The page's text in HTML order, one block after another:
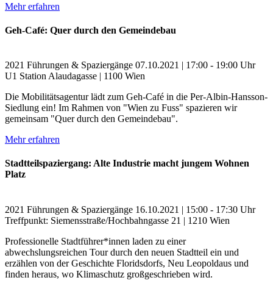
Mehr erfahren
Geh-Café: Quer durch den Gemeindebau
2021 Führungen & Spaziergänge 07.10.2021 | 17:00 - 19:00 Uhr
U1 Station Alaudagasse | 1100 Wien
Die Mobilitätsagentur lädt zum Geh-Café in die Per-Albin-Hansson-
Siedlung ein! Im Rahmen von "Wien zu Fuss" spazieren wir
gemeinsam "Quer durch den Gemeindebau".
Mehr erfahren
Stadtteilspaziergang: Alte Industrie macht jungem Wohnen
Platz
2021 Führungen & Spaziergänge 16.10.2021 | 15:00 - 17:30 Uhr
Treffpunkt: Siemensstraße/Hochbahngasse 21 | 1210 Wien
Professionelle Stadtführer*innen laden zu einer
abwechslungsreichen Tour durch den neuen Stadtteil ein und
erzählen von der Geschichte Floridsdorfs, Neu Leopoldaus und
finden heraus, wo Klimaschutz großgeschrieben wird.